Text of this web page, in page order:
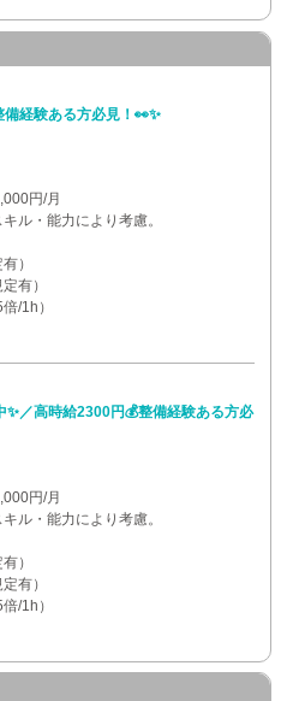
経験ある方必見！👀✨
円/月
ル・能力により考慮。
）
有）
/1h）
✨／高時給2300円💰整備経験ある方必
円/月
ル・能力により考慮。
）
有）
/1h）